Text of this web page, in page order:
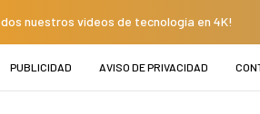
nuestros videos de tecnología en 4K!
PUBLICIDAD AVISO DE PRIVACIDAD